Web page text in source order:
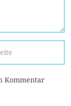
Kommentar